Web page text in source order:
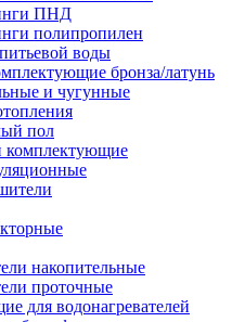
ПНД
полипропилен
воды
бронза/латунь
и чугунные
пол
комплектующие
накопительные
проточные
для водонагревателей